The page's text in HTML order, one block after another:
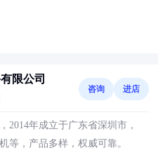
限公司
咨询 进店
2014年成立于广东省深圳市，
等，产品多样，权威可靠。